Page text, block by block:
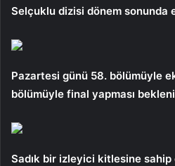
Selçuklu dizisi dönem sonunda
Pazartesi günü 58. bölümüyle
bölümüyle final yapması
Sadık bir izleyici kitlesine